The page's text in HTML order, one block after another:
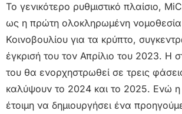
Το γενικότερο ρυθμιστικό πλαίσιο,
ως η πρώτη ολοκληρωμένη
Κοινοβουλίου για τα κρύπτο,
έγκρισή του τον Απρίλιο του 2023. Η
του θα ενορχηστρωθεί σε τρεις
καλύψουν το 2024 και το 2025. Ενώ η
έτοιμη να δημιουργήσει ένα